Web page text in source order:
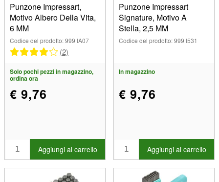
Punzone Impressart,
Motivo Albero Della Vita,
6 MM
Codice del prodotto: 999 IA07
(2)
Solo pochi pezzi in magazzino,
ordina ora
€ 9,76
Aggiungi al carrello
Punzone Impressart
Signature, Motivo A
Stella, 2,5 MM
Codice del prodotto: 999 I531
In magazzino
€ 9,76
Aggiungi al carrello